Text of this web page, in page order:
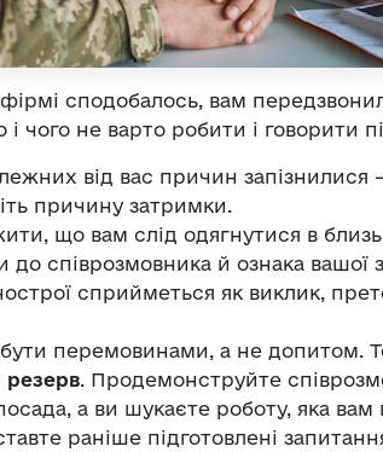
сподобалось, вам
і чого не варто робити і говорити
від вас причин запізнилися
причину затримки.
що вам слід одягнутися в
до співрозмовника й ознака вашої
сприйметься як виклик,
бути перемовинами, а не допитом.
резерв. Продемонструйте
а ви шукаєте роботу, яка
раніше підготовлені